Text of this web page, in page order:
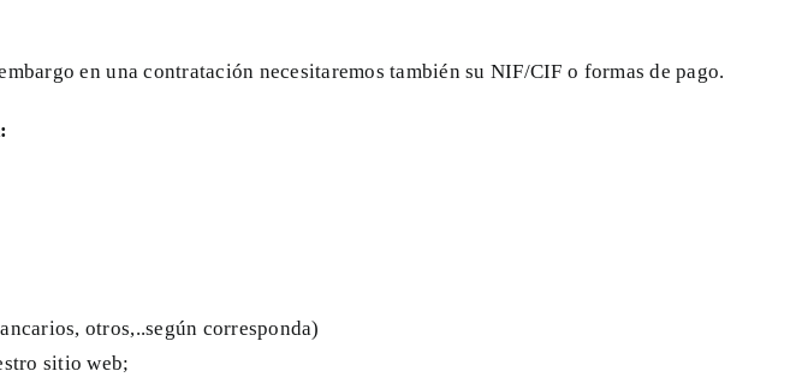
en una contratación necesitaremos también su NIF/CIF o formas de pago.
otros,..según corresponda)
sitio web;